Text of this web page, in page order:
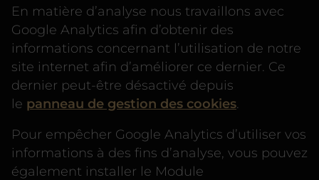
En matière d’analyse nous travaillons avec
Google Analytics afin d’obtenir des
informations concernant l’utilisation de notre
site internet afin d’améliorer ce dernier. Ce
dernier peut-être désactivé depuis
le panneau de gestion des cookies
Pour empêcher Google Analytics d’utiliser vos
informations à des fins d’analyse, vous pouvez
également installer le Module